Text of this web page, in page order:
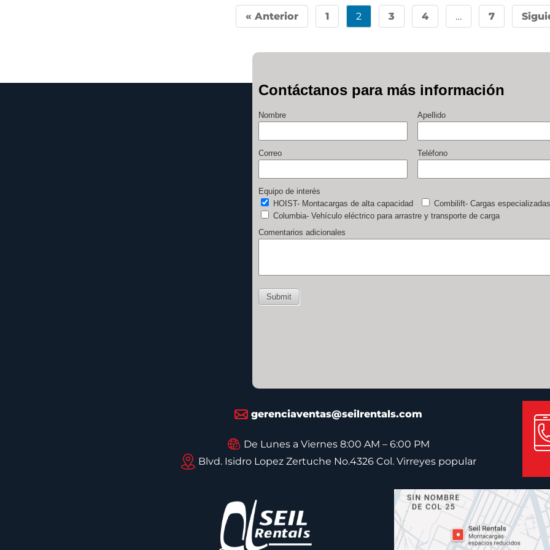
« Anterior 1 2 3 4 … 7
gerenciaventas@seilrentals.com
De Lunes a Viernes 8:00 AM – 6:00 PM
Blvd. Isidro Lopez Zertuche No.4326 Col. Virreyes popular